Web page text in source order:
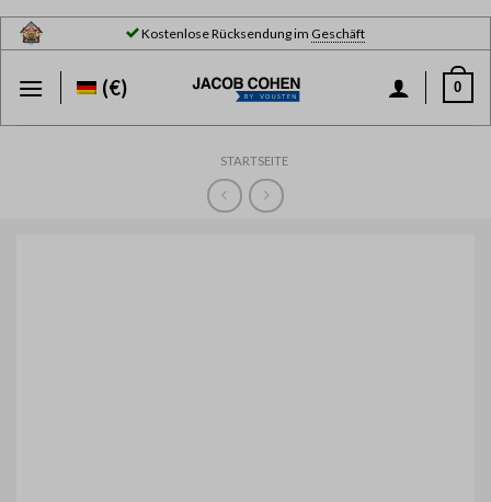
Skip
Kostenlose Rücksendung im Geschäft
(€) 0
STARTSEITE